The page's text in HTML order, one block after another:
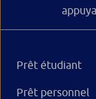
Prêt étudiant
Prêt personnel